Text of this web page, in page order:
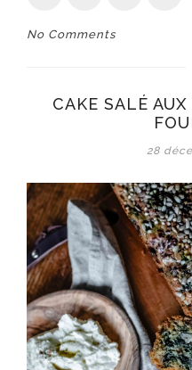
No Comments
CAKE SALÉ
28